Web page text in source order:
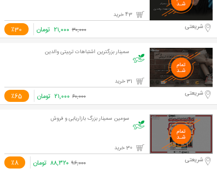
٪30 شریعتی ۳۰,۰۰۰ ۲۱,۰۰۰ تومان
سمینار بزرگترین اشتباهات تربیتی والدین
٪65 شریعتی ۶۰,۰۰۰ ۲۱,۰۰۰ تومان
سومین سمینار بزرگ بازاریابی و فروش
٪8 شریعتی ۹۶,۰۰۰ ۸۸,۳۲۰ تومان